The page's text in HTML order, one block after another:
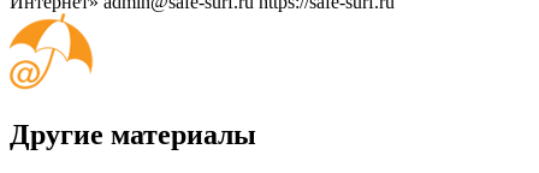
Другие материалы